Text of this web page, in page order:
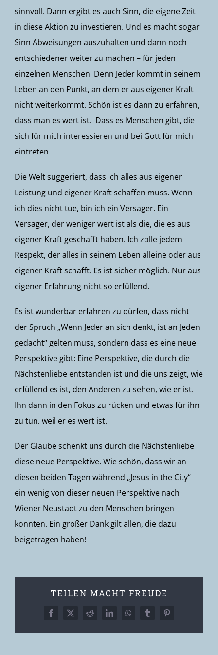
sinnvoll. Dann ergibt es auch Sinn, die eigene Zeit
in diese Aktion zu investieren. Und es macht sogar
Sinn Abweisungen auszuhalten und dann noch
entschiedener weiter zu machen – für jeden
einzelnen Menschen. Denn Jeder kommt in seinem
Leben an den Punkt, an dem er aus eigener Kraft
nicht weiterkommt. Schön ist es dann zu erfahren,
dass man es wert ist. Dass es Menschen gibt, die
sich für mich interessieren und bei Gott für mich
eintreten.
Die Welt suggeriert, dass ich alles aus eigener
Leistung und eigener Kraft schaffen muss. Wenn
ich dies nicht tue, bin ich ein Versager. Ein
Versager, der weniger wert ist als die, die es aus
eigener Kraft geschafft haben. Ich zolle jedem
Respekt, der alles in seinem Leben alleine oder aus
eigener Kraft schafft. Es ist sicher möglich. Nur aus
eigener Erfahrung nicht so erfüllend.
Es ist wunderbar erfahren zu dürfen, dass nicht
der Spruch „Wenn Jeder an sich denkt, ist an Jeden
gedacht“ gelten muss, sondern dass es eine neue
Perspektive gibt: Eine Perspektive, die durch die
Nächstenliebe entstanden ist und die uns zeigt, wie
erfüllend es ist, den Anderen zu sehen, wie er ist.
Ihn dann in den Fokus zu rücken und etwas für ihn
zu tun, weil er es wert ist.
Der Glaube schenkt uns durch die Nächstenliebe
diese neue Perspektive. Wie schön, dass wir an
diesen beiden Tagen während „Jesus in the City“
ein wenig von dieser neuen Perspektive nach
Wiener Neustadt zu den Menschen bringen
konnten. Ein großer Dank gilt allen, die dazu
beigetragen haben!
TEILEN MACHT FREUDE
Facebook
X RedditLinkedInWhatsAppTumblrPinterest